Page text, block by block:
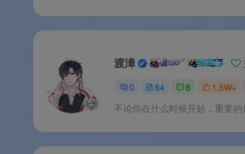
渡漳
0 64 6 1.5W+
不论你在什么时候开始，重要的